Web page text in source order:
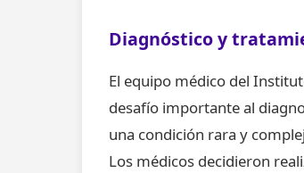
Diagnóstico y
El equipo médico del
desafío importante al
una condición rara y
Los médicos decidieron